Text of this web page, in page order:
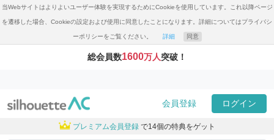
当Webサイトはよりよいユーザー体験を実現するためにCookieを使用しています。これ以降ページ
を遷移した場合、Cookieの設定および使用に同意したことになります。詳細についてはプライバシ
ーポリシーをご覧ください。 詳細 同意
総会員数1600万人突破！
会員登録 ログイン
プレミアム会員登録 で14個の特典をゲット